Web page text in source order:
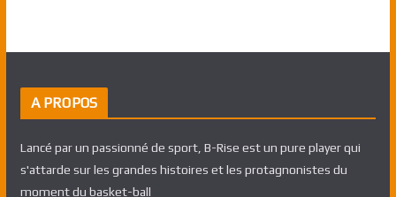
A PROPOS
Lancé par un passionné de sport, B-Rise est un pure player qui
s'attarde sur les grandes histoires et les protagnonistes du
moment du basket-ball